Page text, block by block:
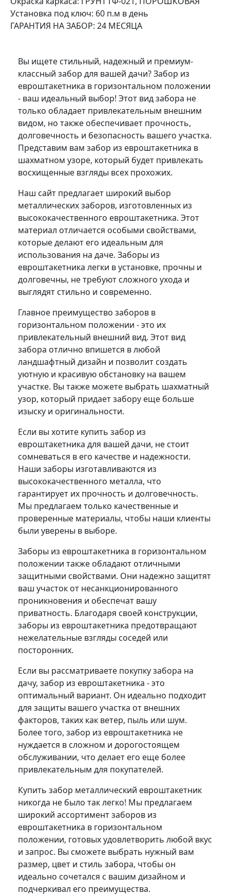
Установка под ключ: 60 п.м в день
ГАРАНТИЯ НА ЗАБОР: 24 МЕСЯЦА
Вы ищете стильный, надежный и премиум-
классный забор для вашей дачи? Забор из
евроштакетника в горизонтальном положении
- ваш идеальный выбор! Этот вид забора не
только обладает привлекательным внешним
видом, но также обеспечивает прочность,
долговечность и безопасность вашего участка.
Представим вам забор из евроштакетника в
шахматном узоре, который будет привлекать
восхищенные взгляды всех прохожих.
Наш сайт предлагает широкий выбор
металлических заборов, изготовленных из
высококачественного евроштакетника. Этот
материал отличается особыми свойствами,
которые делают его идеальным для
использования на даче. Заборы из
евроштакетника легки в установке, прочны и
долговечны, не требуют сложного ухода и
выглядят стильно и современно.
Главное преимущество заборов в
горизонтальном положении - это их
привлекательный внешний вид. Этот вид
забора отлично впишется в любой
ландшафтный дизайн и позволит создать
уютную и красивую обстановку на вашем
участке. Вы также можете выбрать шахматный
узор, который придает забору еще больше
изыску и оригинальности.
Если вы хотите купить забор из
евроштакетника для вашей дачи, не стоит
сомневаться в его качестве и надежности.
Наши заборы изготавливаются из
высококачественного металла, что
гарантирует их прочность и долговечность.
Мы предлагаем только качественные и
проверенные материалы, чтобы наши клиенты
были уверены в выборе.
Заборы из евроштакетника в горизонтальном
положении также обладают отличными
защитными свойствами. Они надежно защитят
ваш участок от несанкционированного
проникновения и обеспечат вашу
приватность. Благодаря своей конструкции,
заборы из евроштакетника предотвращают
нежелательные взгляды соседей или
посторонних.
Если вы рассматриваете покупку забора на
дачу, забор из евроштакетника - это
оптимальный вариант. Он идеально подходит
для защиты вашего участка от внешних
факторов, таких как ветер, пыль или шум.
Более того, забор из евроштакетника не
нуждается в сложном и дорогостоящем
обслуживании, что делает его еще более
привлекательным для покупателей.
Купить забор металлический евроштакетник
никогда не было так легко! Мы предлагаем
широкий ассортимент заборов из
евроштакетника в горизонтальном
положении, готовых удовлетворить любой вкус
и запрос. Вы сможете выбрать нужный вам
размер, цвет и стиль забора, чтобы он
идеально сочетался с вашим дизайном и
подчеркивал его преимущества.